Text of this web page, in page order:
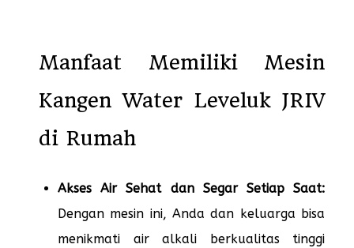
Manfaat Memiliki Mesin
Kangen Water Leveluk JRIV
di Rumah
Akses Air Sehat dan Segar Setiap Saat:
Dengan mesin ini, Anda dan keluarga bisa
menikmati air alkali berkualitas tinggi